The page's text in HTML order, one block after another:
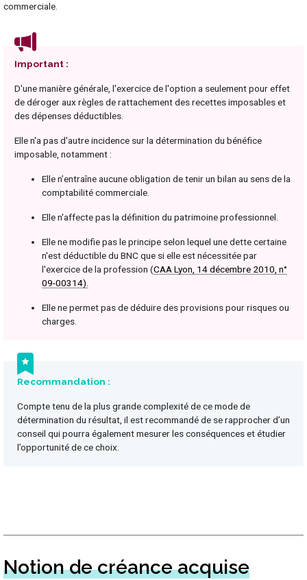
commerciale.
Important :
D'une manière générale, l'exercice de l'option a seulement pour effet
de déroger aux règles de rattachement des recettes imposables et
des dépenses déductibles.
Elle n'a pas d'autre incidence sur la détermination du bénéfice
imposable, notamment :
Elle n’entraîne aucune obligation de tenir un bilan au sens de la
comptabilité commerciale.
Elle n'affecte pas la définition du patrimoine professionnel.
Elle ne modifie pas le principe selon lequel une dette certaine
n'est déductible du BNC que si elle est nécessitée par
l'exercice de la profession (CAA Lyon, 14 décembre 2010, n°
09-00314).
Elle ne permet pas de déduire des provisions pour risques ou
charges.
Recommandation :
Compte tenu de la plus grande complexité de ce mode de
détermination du résultat, il est recommandé de se rapprocher d’un
conseil qui pourra également mesurer les conséquences et étudier
l’opportunité de ce choix.
Notion de créance acquise